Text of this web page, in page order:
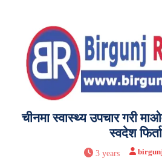
चीनमा स्वास्थ्य उपचार गरी
स्वदेश फिर्ता
3 years